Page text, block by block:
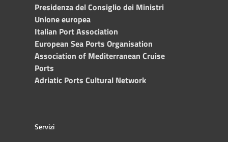
Presidenza del Consiglio dei Ministri
Unione europea
Italian Port Association
European Sea Ports Organisation
Association of Mediterranean Cruise
Ports
Adriatic Ports Cultural Network
Servizi